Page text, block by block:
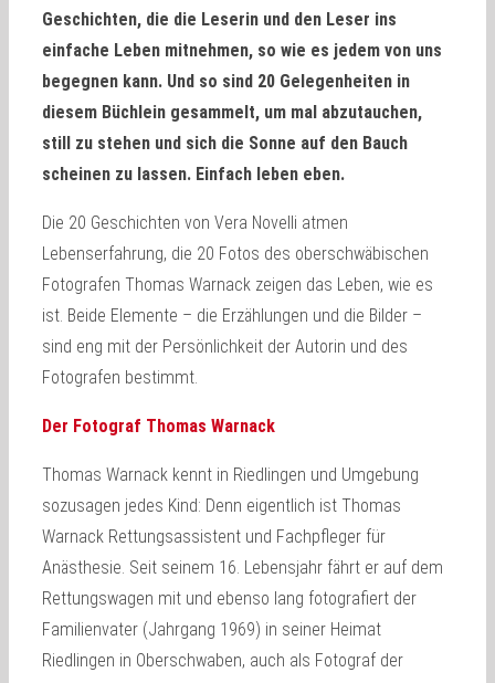
Geschichten, die die Leserin und den Leser ins
einfache Leben mitnehmen, so wie es jedem von uns
begegnen kann. Und so sind 20 Gelegenheiten in
diesem Büchlein gesammelt, um mal abzutauchen,
still zu stehen und sich die Sonne auf den Bauch
scheinen zu lassen. Einfach leben eben.
Die 20 Geschichten von Vera Novelli atmen
Lebenserfahrung, die 20 Fotos des oberschwäbischen
Fotografen Thomas Warnack zeigen das Leben, wie es
ist. Beide Elemente – die Erzählungen und die Bilder –
sind eng mit der Persönlichkeit der Autorin und des
Fotografen bestimmt.
Der Fotograf Thomas Warnack
Thomas Warnack kennt in Riedlingen und Umgebung
sozusagen jedes Kind: Denn eigentlich ist Thomas
Warnack Rettungsassistent und Fachpfleger für
Anästhesie. Seit seinem 16. Lebensjahr fährt er auf dem
Rettungswagen mit und ebenso lang fotografiert der
Familienvater (Jahrgang 1969) in seiner Heimat
Riedlingen in Oberschwaben, auch als Fotograf der